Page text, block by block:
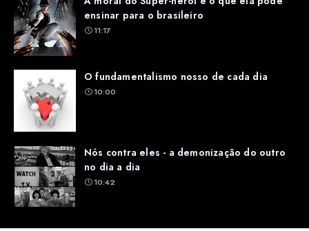
ensinar para o brasileiro
11:17
O fundamentalismo nosso de cada dia
10:00
Nós contra eles - a demonização do outro
no dia a dia
10:42